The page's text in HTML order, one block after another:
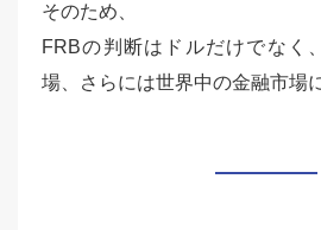
そのため、
FRBの判断はドルだけでなく
場、さらには世界中の金融市場